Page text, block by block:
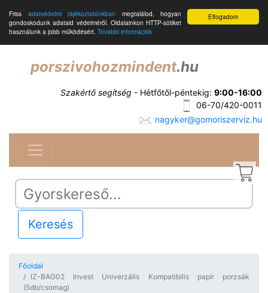
Elfogadom
Friss adatvédelmi tájékoztatónkban megtalálod, hogyan
gondoskodunk adataid védelméről. Oldalainkon HTTP-sütiket
használunk a jobb működésért. További információk
porszivohozmindent.hu
Szakértő segítség - Hétfőtől-péntekig: 9:00-16:00
06-70/420-0011
nagyker@gomoriszerviz.hu
Keresés
Főoldal
IZ-BAG02 Invest Univerzális Kompatibilis papír porzsák
(5db/csomag)